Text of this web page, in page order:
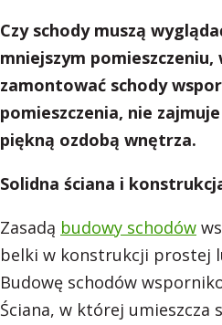
Czy schody muszą
mniejszym
zamontować schody
pomieszczenia, nie
piękną ozdobą wnętrza.
Solidna ściana i
Zasadą budowy schodów
belki w konstrukcji prostej
Budowę schodów
Ściana, w której